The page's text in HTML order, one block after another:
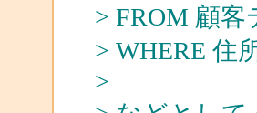
> FROM 顧客
> WHERE 住
>